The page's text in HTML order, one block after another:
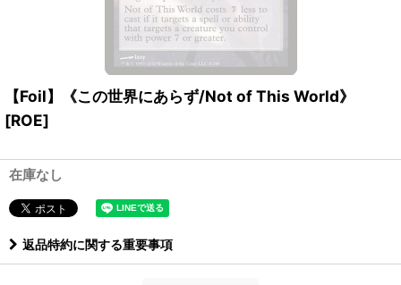
【Foil】《この世界にあらず/Not of This World》
[ROE]
在庫なし
返品特約に関する重要事項